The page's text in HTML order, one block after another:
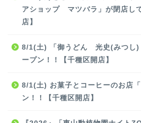
アショップ マツバラ」が閉店し
店】
8/1(土) 「御うどん 光史(みつし
ープン！！【千種区開店】
8/1(土) お菓子とコーヒーのお店
ン！！【千種区開店】